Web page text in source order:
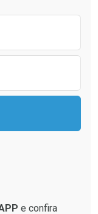
e confira